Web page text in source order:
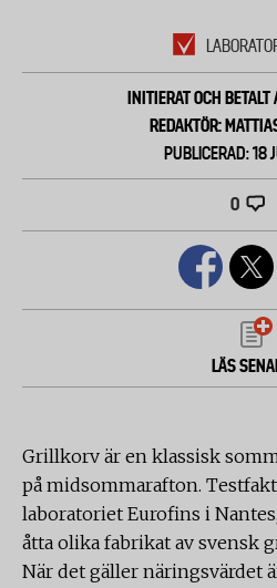
INITIERAT OCH BETALT
REDAKTÖR:
PUBLICERAD: 18
0
LÄS
Grillkorv är en klassisk
på midsommarafton.
laboratoriet Eurofins i
åtta olika fabrikat av svensk
När det gäller näringsvärdet